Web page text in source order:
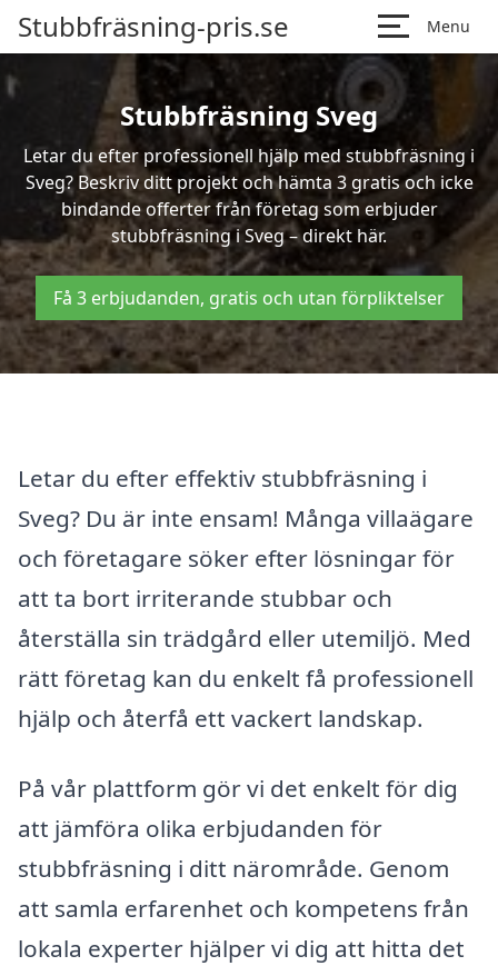
Stubbfräsning-pris.se Menu
Stubbfräsning Sveg
Letar du efter professionell hjälp med stubbfräsning i
Sveg? Beskriv ditt projekt och hämta 3 gratis och icke
bindande offerter från företag som erbjuder
stubbfräsning i Sveg – direkt här.
Få 3 erbjudanden, gratis och utan förpliktelser
Letar du efter effektiv stubbfräsning i
Sveg? Du är inte ensam! Många villaägare
och företagare söker efter lösningar för
att ta bort irriterande stubbar och
återställa sin trädgård eller utemiljö. Med
rätt företag kan du enkelt få professionell
hjälp och återfå ett vackert landskap.
På vår plattform gör vi det enkelt för dig
att jämföra olika erbjudanden för
stubbfräsning i ditt närområde. Genom
att samla erfarenhet och kompetens från
lokala experter hjälper vi dig att hitta det